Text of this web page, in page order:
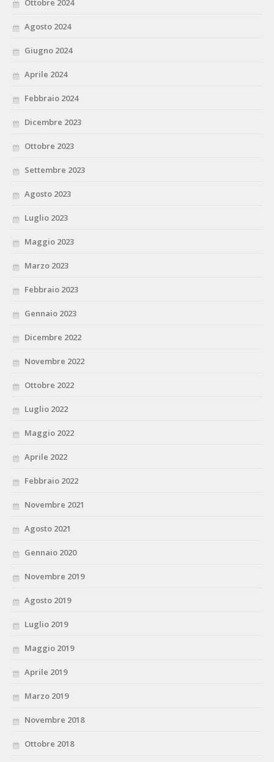
Ottobre 2024
Agosto 2024
Giugno 2024
Aprile 2024
Febbraio 2024
Dicembre 2023
Ottobre 2023
Settembre 2023
Agosto 2023
Luglio 2023
Maggio 2023
Marzo 2023
Febbraio 2023
Gennaio 2023
Dicembre 2022
Novembre 2022
Ottobre 2022
Luglio 2022
Maggio 2022
Aprile 2022
Febbraio 2022
Novembre 2021
Agosto 2021
Gennaio 2020
Novembre 2019
Agosto 2019
Luglio 2019
Maggio 2019
Aprile 2019
Marzo 2019
Novembre 2018
Ottobre 2018